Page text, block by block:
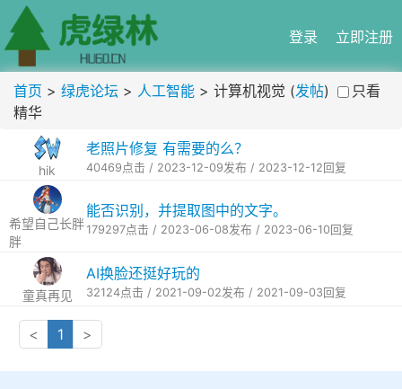
登录 立即注册
首页 > 绿虎论坛 > 人工智能 > 计算机视觉 (发帖)
只看
精华
hik
老照片修复 有需要的么？
40469点击 / 2023-12-09发布 / 2023-12-12回复
希望自己长胖
胖
能否识别，并提取图中的文字。
179297点击 / 2023-06-08发布 / 2023-06-10回复
童真再见
AI换脸还挺好玩的
32124点击 / 2021-09-02发布 / 2021-09-03回复
< 1 >